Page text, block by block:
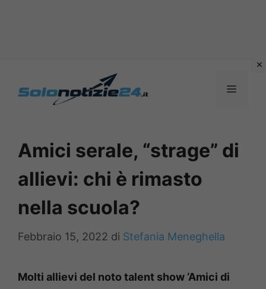
MENU
Amici serale, “strage” di
allievi: chi è rimasto
nella scuola?
Febbraio 15, 2022 di Stefania Meneghella
Molti allievi del noto talent show ‘Amici di